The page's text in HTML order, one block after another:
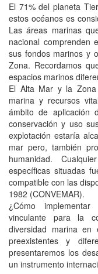
El 71% del planeta
estos océanos es
Las áreas marinas
nacional comprenden
sus fondos marinos y
Zona. Recordamos
espacios marinos
El Alta Mar y la Zona
marina y recursos
ámbito de aplicación
conservación y uso
explotación estaría
mar pero, también
humanidad.
específicas situadas
compatible con las
1982 (CONVEMAR).
¿Cómo
vinculante para la
diversidad marina en
preexistentes y
presentaremos los
un instrumento